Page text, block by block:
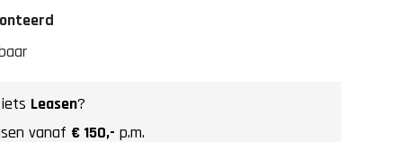
Leasen?
vanaf € 150,- p.m.